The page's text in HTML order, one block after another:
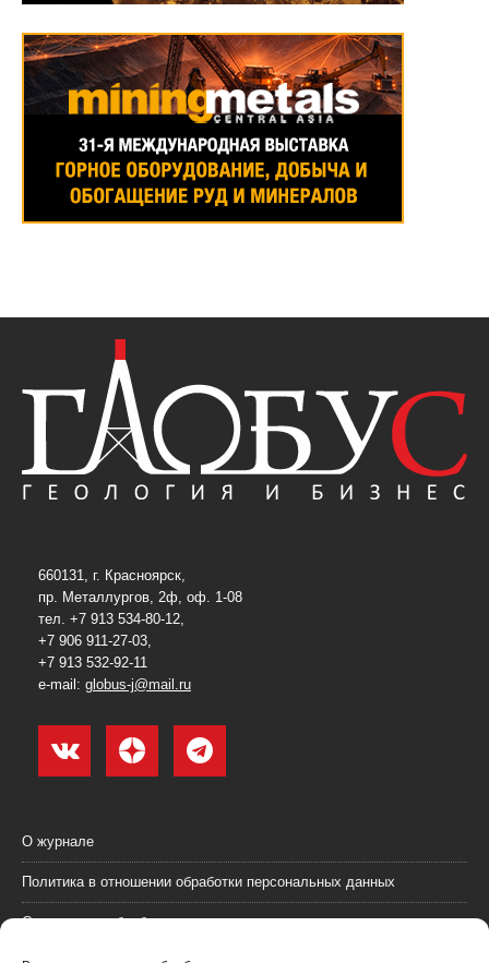
660131, г. Красноярск,
пр. Металлургов, 2ф, оф. 1-08
тел. +7 913 534-80-12,
+7 906 911-27-03,
+7 913 532-92-11
e-mail: globus-j@mail.ru
О журнале
Политика в отношении обработки персональных данных
Согласие на обработку персональных данных